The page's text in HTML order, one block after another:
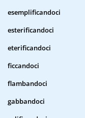
esemplificandoci
esterificandoci
eterificandoci
ficcandoci
flambandoci
gabbandoci